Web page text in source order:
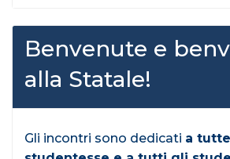
Benvenute e
alla Statale!
Gli incontri sono dedicati a